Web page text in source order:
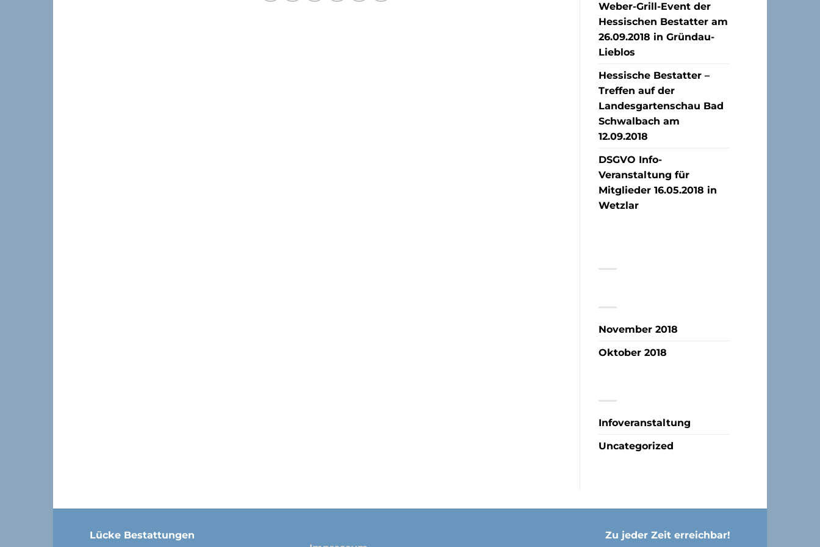
Weber-Grill-Event der
Hessischen Bestatter am
26.09.2018 in Gründau-
Lieblos
Hessische Bestatter –
Treffen auf der
Landesgartenschau Bad
Schwalbach am
12.09.2018
DSGVO Info-
Veranstaltung für
Mitglieder 16.05.2018 in
Wetzlar
November 2018
Oktober 2018
Infoveranstaltung
Uncategorized
Lücke Bestattungen
Zu jeder Zeit erreichbar!